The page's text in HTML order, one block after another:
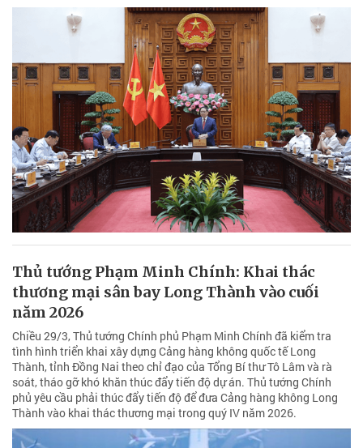
Thủ tướng Phạm Minh Chính: Khai thác
thương mại sân bay Long Thành vào cuối
năm 2026
Chiều 29/3, Thủ tướng Chính phủ Phạm Minh Chính đã kiểm tra
tình hình triển khai xây dựng Cảng hàng không quốc tế Long
Thành, tỉnh Đồng Nai theo chỉ đạo của Tổng Bí thư Tô Lâm và rà
soát, tháo gỡ khó khăn thúc đẩy tiến độ dự án. Thủ tướng Chính
phủ yêu cầu phải thúc đẩy tiến độ để đưa Cảng hàng không Long
Thành vào khai thác thương mại trong quý IV năm 2026.